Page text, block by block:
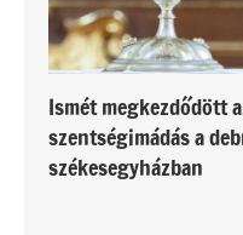
Ismét megkezdődött
szentségimádás a
székesegyházban